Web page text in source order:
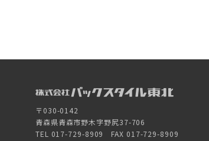
〒030-0142
青森県青森市野木字野尻37-706
TEL 017-729-8909 FAX 017-729-8909